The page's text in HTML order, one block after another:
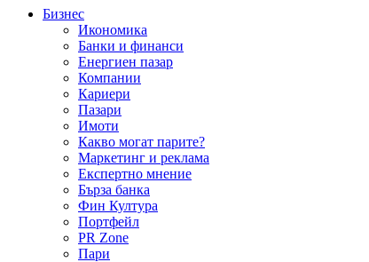
Бизнес
Икономика
Банки и финанси
Енергиен пазар
Компании
Кариери
Пазари
Имоти
Какво могат парите?
Маркетинг и реклама
Експертно мнение
Бърза банка
Фин Култура
Портфейл
PR Zone
Пари